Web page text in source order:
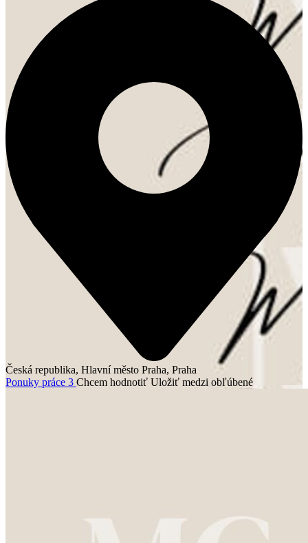
Česká republika, Hlavní město Praha, Praha
Ponuky práce 3 Chcem hodnotiť Uložiť medzi obľúbené